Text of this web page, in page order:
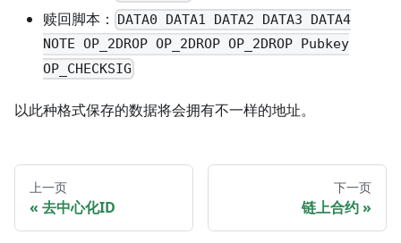
赎回脚本：
DATA0 DATA1 DATA2 DATA3 DATA4
NOTE OP_2DROP OP_2DROP OP_2DROP Pubkey
OP_CHECKSIG
以此种格式保存的数据将会拥有不一样的地址。
上一页
去中心化ID
下一页
链上合约